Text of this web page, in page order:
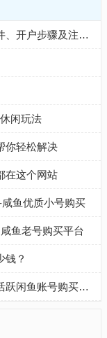
越南银行开户：外国人开户资格、所需文件、开户步骤及注意事项
闲玩法
你轻松解决
在这个网站
鱼优质小号购买
鱼老号购买平台
钱？
闲鱼账号出售、咸鱼账号购买、低价稳定活跃闲鱼账号购买流程